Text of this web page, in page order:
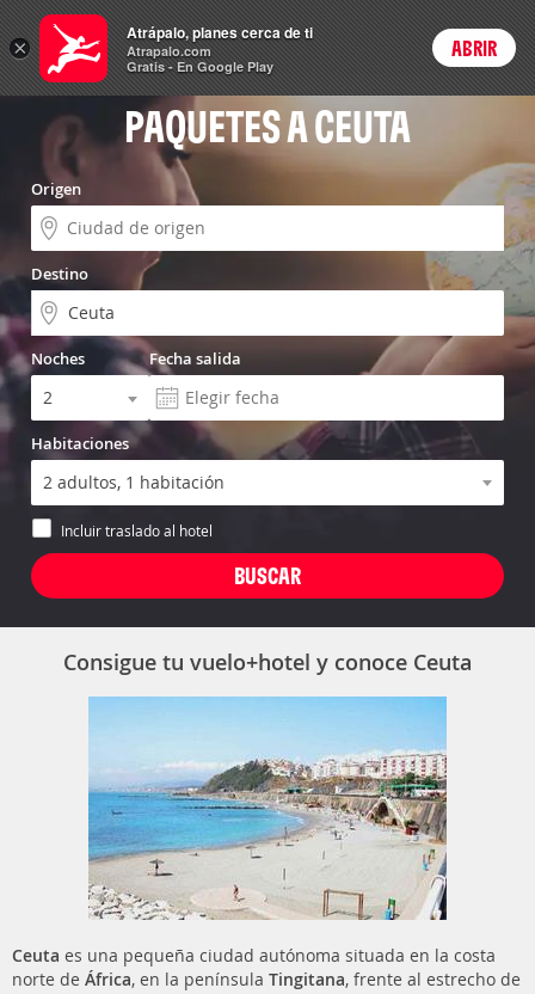
Vuelo+Hotel Login
PAQUETES A CEUTA
Origen
Destino
Noches Fecha salida
Habitaciones
Incluir traslado al hotel
Consigue tu vuelo+hotel y conoce Ceuta
Ceuta es una pequeña ciudad autónoma situada en la costa
norte de África, en la península Tingitana, frente al estrecho de
×
Atrápalo, planes cerca de ti
Atrapalo.com
Gratis - En Google Play
ABRIR